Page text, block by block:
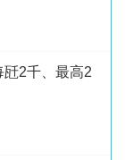
2千、最高2